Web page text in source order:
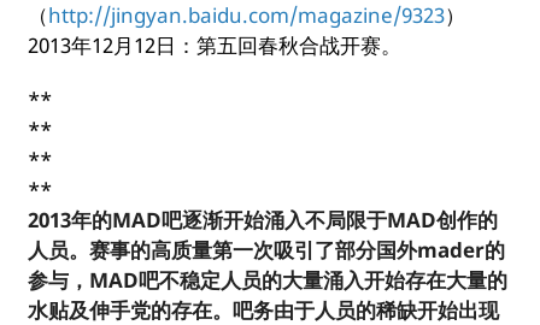
（http://jingyan.baidu.com/magazine/9323）
2013年12月12日：第五回春秋合战开赛。
**
**
**
**
2013年的MAD吧逐渐开始涌入不局限于MAD创作的
人员。赛事的高质量第一次吸引了部分国外mader的
参与，MAD吧不稳定人员的大量涌入开始存在大量的
水贴及伸手党的存在。吧务由于人员的稀缺开始出现